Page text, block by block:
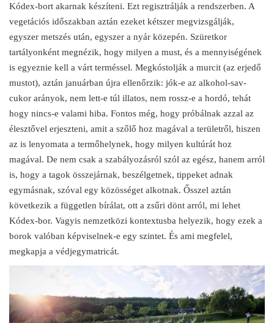
Kódex-bort akarnak készíteni. Ezt regisztrálják a rendszerben. A
vegetációs időszakban aztán ezeket kétszer megvizsgálják,
egyszer metszés után, egyszer a nyár közepén. Szüretkor
tartályonként megnézik, hogy milyen a must, és a mennyiségének
is egyeznie kell a várt terméssel. Megkóstolják a murcit (az erjedő
mustot), aztán januárban újra ellenőrzik: jók-e az alkohol-sav-
cukor arányok, nem lett-e túl illatos, nem rossz-e a hordó, tehát
hogy nincs-e valami hiba. Fontos még, hogy próbálnak azzal az
élesztővel erjeszteni, amit a szőlő hoz magával a területről, hiszen
az is lenyomata a termőhelynek, hogy milyen kultúrát hoz
magával. De nem csak a szabályozásról szól az egész, hanem arról
is, hogy a tagok összejárnak, beszélgetnek, tippeket adnak
egymásnak, szóval egy közösséget alkotnak. Ősszel aztán
következik a független bírálat, ott a zsűri dönt arról, mi lehet
Kódex-bor. Vagyis nemzetközi kontextusba helyezik, hogy ezek a
borok valóban képviselnek-e egy szintet. És ami megfelel,
megkapja a védjegymatricát.